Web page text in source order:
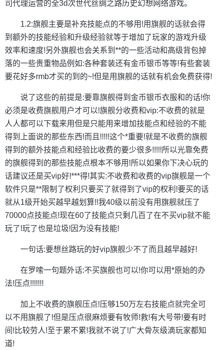
司代理运营的全3d次世代丝绸之路历史幻想网络游戏。
1.2:旗舰主要是补充技能点的不够用!用旗舰的话就会得
到额外的技能经验和升级经验就等于增加了玩家的游戏升级
效率和速度!另外旗舰也会关系到**的一些活动和高级背包掉
落的一些贵重物品例如:各种套装还有金币银币等等!有些套装
要花好多rmb才买的到的~!但是用旗舰的话就有机会免费获得!
说了这些的前提是:要靠旗舰得到金币银币衣服和的话!你
必须是收费旗舰用户才可以!旗舰分收费和vip:不收费的就是
人人都可以下载来用但是只能用来增加技能点和经验的不能
得到上面说的那些东西!而且!!!!!这个*重要!就是不收费的旗舰
得到的额外技能点和经验比收费的要少很多!!!!!所以光靠免费
的旗舰得到的那些技能点根本不够用!所以如果你下决心玩的
话建议还是买vip好!***得!其实:不收费和收费的vip旗舰是一个
软件只是**限制了权利只要买了就得到了vip的权利!要买的话
就从1级开始买越早越划算!!我40级以前没有用旗舰就压了
70000点技能点!现在60了技能点只剩几百了在不买vip就不能
玩了!玩了也是垃圾!因为没有技能!
一句话:要想丝路玩的好vip旗舰少不了而且越早越好!
在罗嗦一句题外话:不买旗舰也可以!你可以用*原始的办
法!压点!!!!!!!
加上不收费的旗舰压点!压够150万左右技能点就完全可
以不用旗舰了!但是压点很麻烦要有牧师!救!有大号带!要有时
间!比较劳人!至于累不累!我就不说了!广大骨灰级滴玩家都知
道!